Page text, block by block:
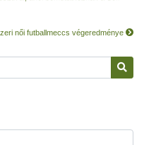
női futballmeccs végeredménye